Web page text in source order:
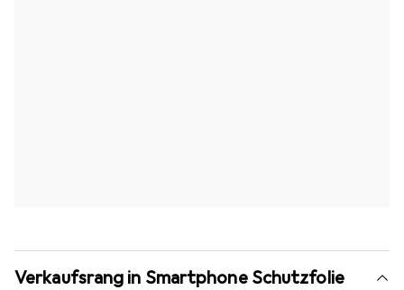
Verkaufsrang in Smartphone Schutzfolie